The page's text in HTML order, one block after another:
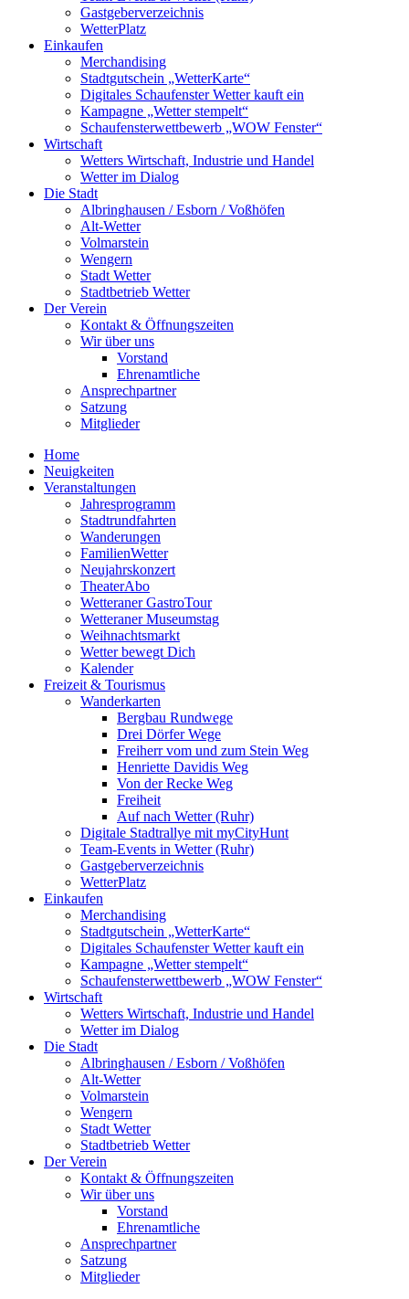
Gastgeberverzeichnis
WetterPlatz
Einkaufen
Merchandising
Stadtgutschein „WetterKarte“
Digitales Schaufenster Wetter kauft ein
Kampagne „Wetter stempelt“
Schaufensterwettbewerb „WOW Fenster“
Wirtschaft
Wetters Wirtschaft, Industrie und Handel
Wetter im Dialog
Die Stadt
Albringhausen / Esborn / Voßhöfen
Alt-Wetter​
Volmarstein
Wengern
Stadt Wetter
Stadtbetrieb Wetter
Der Verein
Kontakt & Öffnungszeiten
Wir über uns
Vorstand
Ehrenamtliche
Ansprechpartner
Satzung
Mitglieder
Home
Neuigkeiten
Veranstaltungen
Jahresprogramm
Stadtrundfahrten
Wanderungen
FamilienWetter
Neujahrskonzert
TheaterAbo
Wetteraner GastroTour
Wetteraner Museumstag
Weihnachtsmarkt
Wetter bewegt Dich
Kalender
Freizeit & Tourismus
Wanderkarten
Bergbau Rundwege
Drei Dörfer Wege
Freiherr vom und zum Stein Weg
Henriette Davidis Weg
Von der Recke Weg
Freiheit
Auf nach Wetter (Ruhr)
Digitale Stadtrallye mit myCityHunt
Team-Events in Wetter (Ruhr)
Gastgeberverzeichnis
WetterPlatz
Einkaufen
Merchandising
Stadtgutschein „WetterKarte“
Digitales Schaufenster Wetter kauft ein
Kampagne „Wetter stempelt“
Schaufensterwettbewerb „WOW Fenster“
Wirtschaft
Wetters Wirtschaft, Industrie und Handel
Wetter im Dialog
Die Stadt
Albringhausen / Esborn / Voßhöfen
Alt-Wetter​
Volmarstein
Wengern
Stadt Wetter
Stadtbetrieb Wetter
Der Verein
Kontakt & Öffnungszeiten
Wir über uns
Vorstand
Ehrenamtliche
Ansprechpartner
Satzung
Mitglieder